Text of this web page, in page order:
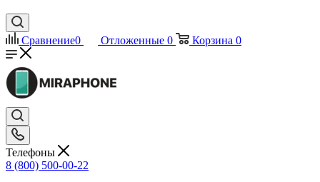
Сравнение0 Отложенные 0 Корзина 0
Телефоны
8 (800) 500-00-22